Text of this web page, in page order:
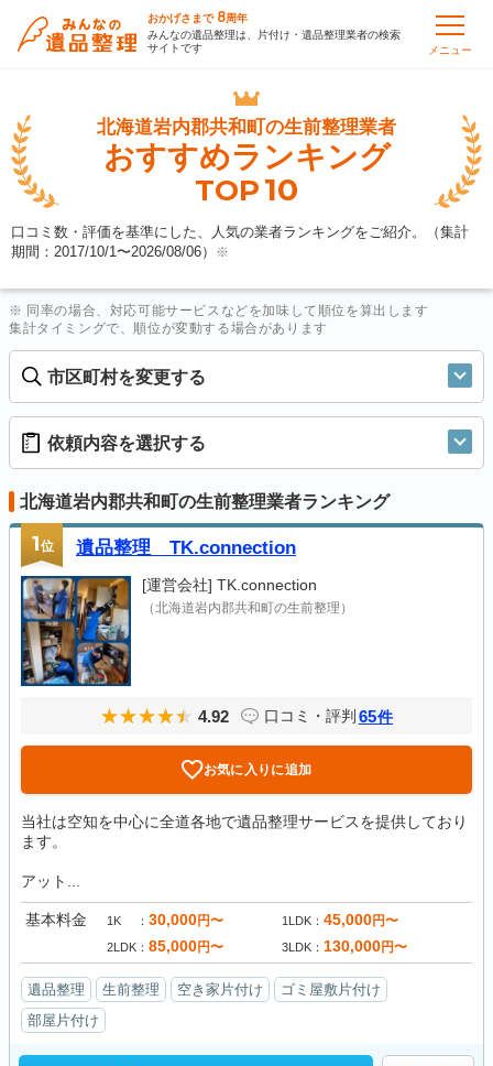
おかげさまで 8周年
みんなの遺品整理は、片付け・遺品整理業者の検索
サイトです
メニュー
北海道岩内郡共和町の生前整理業者
おすすめランキング
TOP10
口コミ数・評価を基準にした、人気の業者ランキングをご紹介。（集計
期間：2017/10/1〜2026/08/06） ※
※ 同率の場合、対応可能サービスなどを加味して順位を算出します
集計タイミングで、順位が変動する場合があります
市区町村を変更する
依頼内容を選択する
北海道岩内郡共和町の生前整理業者ランキング
1位 遺品整理 TK.connection
[運営会社] TK.connection
（北海道岩内郡共和町の生前整理）
4.92 口コミ・評判 65件
お気に入りに追加
当社は空知を中心に全道各地で遺品整理サービスを提供しており
ます。
アット...
基本料金 1K 30,000円〜 1LDK 45,000円〜
2LDK 85,000円〜 3LDK 130,000円〜
遺品整理 生前整理 空き家片付け
ゴミ屋敷片付け
部屋片付け